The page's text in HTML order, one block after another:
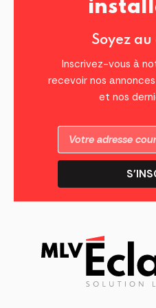
Soyez
Inscrivez-vous à
recevoir nos
et nos